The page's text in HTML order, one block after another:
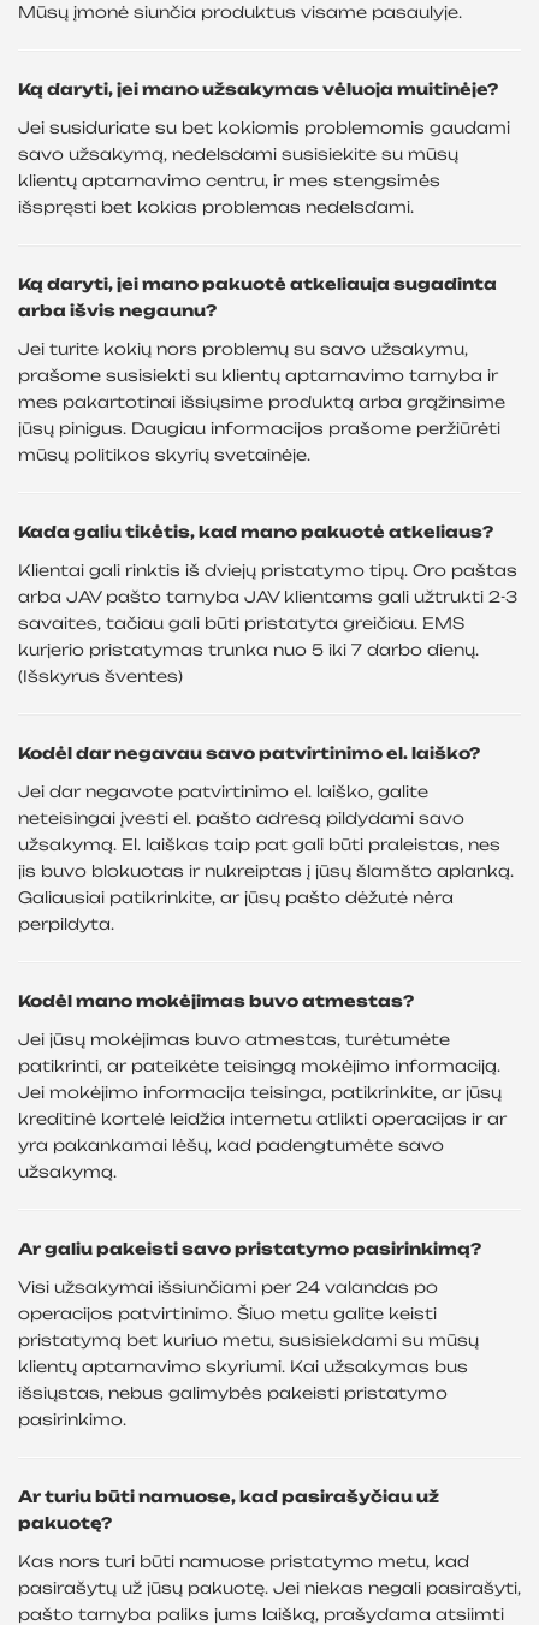
Mūsų įmonė siunčia produktus visame pasaulyje.
Ką daryti, jei mano užsakymas vėluoja muitinėje?
Jei susiduriate su bet kokiomis problemomis gaudami
savo užsakymą, nedelsdami susisiekite su mūsų
klientų aptarnavimo centru, ir mes stengsimės
išspręsti bet kokias problemas nedelsdami.
Ką daryti, jei mano pakuotė atkeliauja sugadinta
arba išvis negaunu?
Jei turite kokių nors problemų su savo užsakymu,
prašome susisiekti su klientų aptarnavimo tarnyba ir
mes pakartotinai išsiųsime produktą arba grąžinsime
jūsų pinigus. Daugiau informacijos prašome peržiūrėti
mūsų politikos skyrių svetainėje.
Kada galiu tikėtis, kad mano pakuotė atkeliaus?
Klientai gali rinktis iš dviejų pristatymo tipų. Oro paštas
arba JAV pašto tarnyba JAV klientams gali užtrukti 2-3
savaites, tačiau gali būti pristatyta greičiau. EMS
kurjerio pristatymas trunka nuo 5 iki 7 darbo dienų.
(Išskyrus šventes)
Kodėl dar negavau savo patvirtinimo el. laiško?
Jei dar negavote patvirtinimo el. laiško, galite
neteisingai įvesti el. pašto adresą pildydami savo
užsakymą. El. laiškas taip pat gali būti praleistas, nes
jis buvo blokuotas ir nukreiptas į jūsų šlamšto aplanką.
Galiausiai patikrinkite, ar jūsų pašto dėžutė nėra
perpildyta.
Kodėl mano mokėjimas buvo atmestas?
Jei jūsų mokėjimas buvo atmestas, turėtumėte
patikrinti, ar pateikėte teisingą mokėjimo informaciją.
Jei mokėjimo informacija teisinga, patikrinkite, ar jūsų
kreditinė kortelė leidžia internetu atlikti operacijas ir ar
yra pakankamai lėšų, kad padengtumėte savo
užsakymą.
Ar galiu pakeisti savo pristatymo pasirinkimą?
Visi užsakymai išsiunčiami per 24 valandas po
operacijos patvirtinimo. Šiuo metu galite keisti
pristatymą bet kuriuo metu, susisiekdami su mūsų
klientų aptarnavimo skyriumi. Kai užsakymas bus
išsiųstas, nebus galimybės pakeisti pristatymo
pasirinkimo.
Ar turiu būti namuose, kad pasirašyčiau už
pakuotę?
Kas nors turi būti namuose pristatymo metu, kad
pasirašytų už jūsų pakuotę. Jei niekas negali pasirašyti,
pašto tarnyba paliks jums laišką, prašydama atsiimti